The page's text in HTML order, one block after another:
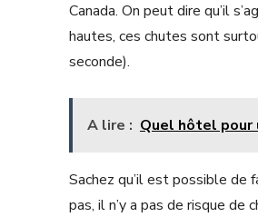
Canada. On peut dire qu’il
hautes, ces chutes sont
seconde).
A lire : Quel hôtel pour
Sachez qu’il est possible de
pas, il n’y a pas de risque